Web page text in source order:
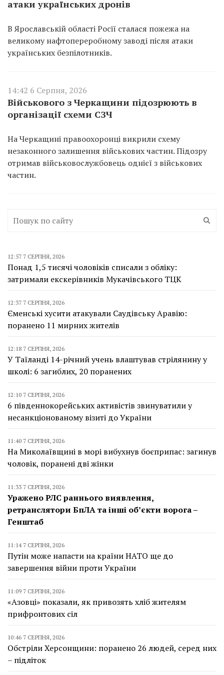
атаки українських дронів
В Ярославській області Росії сталася пожежа на
великому нафтопереробному заводі після атаки
українських безпілотників.
14:42 6 Серпня, 2026
Військового з Черкащини підозрюють в
організації схеми СЗЧ
На Черкащині правоохоронці викрили схему
незаконного залишення військових частин. Підозру
отримав військовослужбовець однієї з військових
частин.
12:57 7 СЕРПНЯ, 2026
Понад 1,5 тисячі чоловіків списали з обліку:
затримали екскерівників Мукачівського ТЦК
12:37 7 СЕРПНЯ, 2026
Єменські хусити атакували Саудівську Аравію:
поранено 11 мирних жителів
12:18 7 СЕРПНЯ, 2026
У Таїланді 14-річний учень влаштував стрілянину у
школі: 6 загиблих, 20 поранених
12:10 7 СЕРПНЯ, 2026
6 південнокорейських активістів звинуватили у
несанкціонованому візиті до України
11:40 7 СЕРПНЯ, 2026
На Миколаївщині в морі вибухнув боєприпас: загинув
чоловік, поранені дві жінки
11:33 7 СЕРПНЯ, 2026
Уражено РЛС раннього виявлення,
ретранслятори БпЛА та інші об’єкти ворога –
Генштаб
11:14 7 СЕРПНЯ, 2026
Путін може напасти на країни НАТО ще до
завершення війни проти України
11:09 7 СЕРПНЯ, 2026
«Азовці» показали, як привозять хліб жителям
прифронтових сіл
10:46 7 СЕРПНЯ, 2026
Обстріли Херсонщини: поранено 26 людей, серед них
– підліток